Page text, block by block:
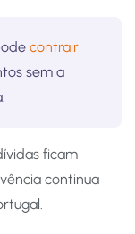
contrair
sem a
ficam
continua